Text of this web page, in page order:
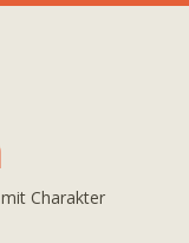
Charakter